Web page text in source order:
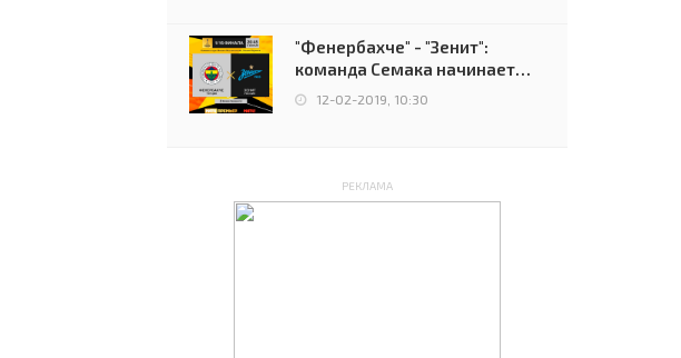
"Фенербахче" - "Зенит":
команда Семака начинает
путь в плей-офф Лиги
12-02-2019, 10:30
РЕКЛАМА